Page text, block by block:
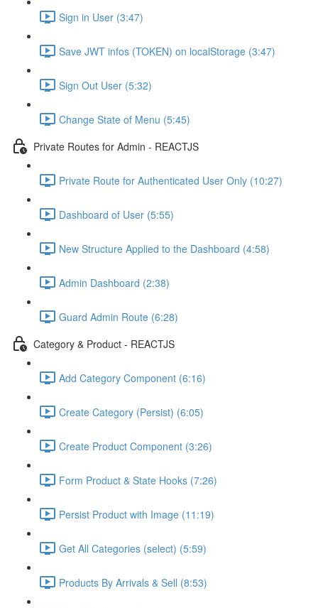
Sign in User (3:47)
Save JWT infos (TOKEN) on localStorage (3:47)
Sign Out User (5:32)
Change State of Menu (5:45)
Private Routes for Admin - REACTJS
Private Route for Authenticated User Only (10:27)
Dashboard of User (5:55)
New Structure Applied to the Dashboard (4:58)
Admin Dashboard (2:38)
Guard Admin Route (6:28)
Category & Product - REACTJS
Add Category Component (6:16)
Create Category (Persist) (6:05)
Create Product Component (3:26)
Form Product & State Hooks (7:26)
Persist Product with Image (11:19)
Get All Categories (select) (5:59)
Products By Arrivals & Sell (8:53)